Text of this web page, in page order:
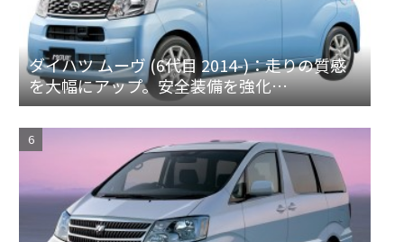
ダイハツ ムーヴ (6代目 2014-)：走りの質感
を大幅にアップ。安全装備を強化
[LA150/160S]